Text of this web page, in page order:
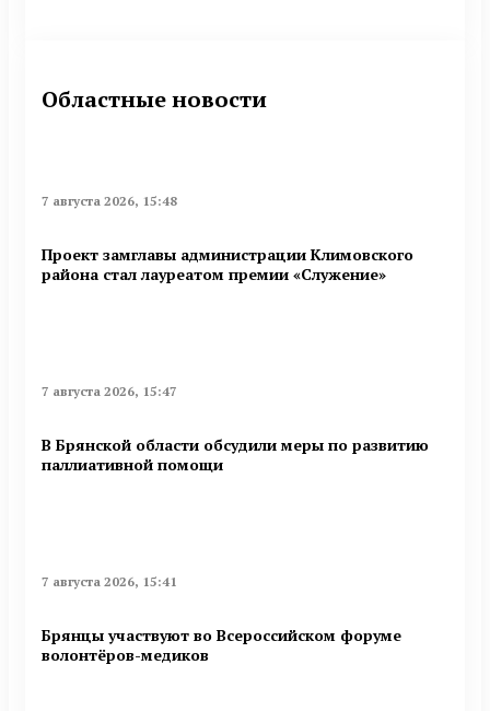
Областные новости
7 августа 2026, 15:48
Проект замглавы администрации Климовского
района стал лауреатом премии «Служение»
7 августа 2026, 15:47
В Брянской области обсудили меры по развитию
паллиативной помощи
7 августа 2026, 15:41
Брянцы участвуют во Всероссийском форуме
волонтёров-медиков